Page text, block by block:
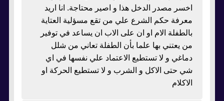
اخسر مصدر الدخل هذا و اصير محتاجة. انا اريد
معرفة حكم الشرع علي من تقع مسؤلية العتاية
بالطفلة الام او ان على الاب ان يساعد في توفير
من يعتني بها علما بأن الطفلة تعاني من شلل
دماغي و لا تستطيع الاعتماد علي نفسها في اي
شي حتى الاكل و الشرب و لا تستطيع الحركة او
الاكلام